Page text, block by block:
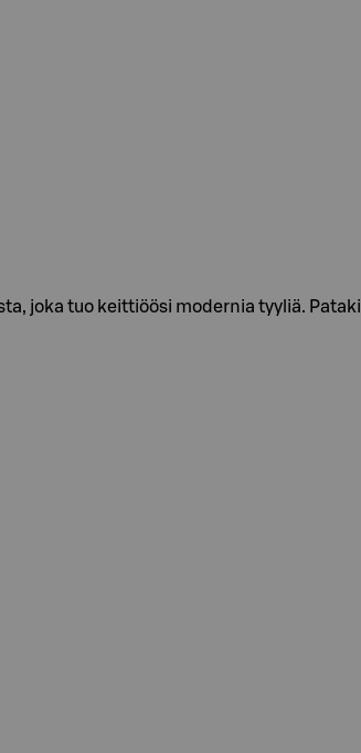
joka tuo keittiöösi modernia tyyliä.